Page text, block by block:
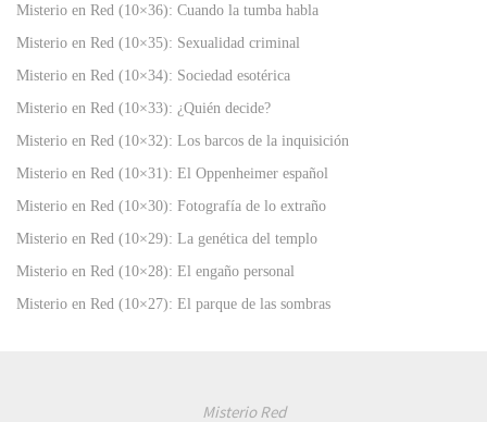
Misterio en Red (10×36): Cuando la tumba habla
Misterio en Red (10×35): Sexualidad criminal
Misterio en Red (10×34): Sociedad esotérica
Misterio en Red (10×33): ¿Quién decide?
Misterio en Red (10×32): Los barcos de la inquisición
Misterio en Red (10×31): El Oppenheimer español
Misterio en Red (10×30): Fotografía de lo extraño
Misterio en Red (10×29): La genética del templo
Misterio en Red (10×28): El engaño personal
Misterio en Red (10×27): El parque de las sombras
Misterio Red